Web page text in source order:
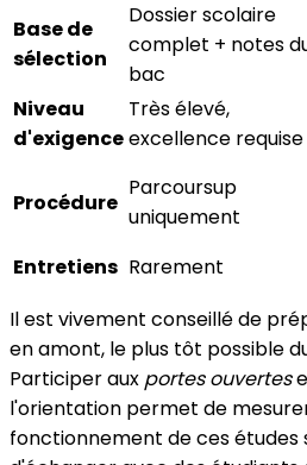
Base de
sélection
Dossier scolaire
complet + notes
bac
Niveau
d'exigence
Très élevé,
excellence requise
Procédure
Parcoursup
uniquement
Entretiens Rarement
Il est vivement conseillé de
en amont, le plus tôt possible
Participer aux portes ouvertes
l'orientation permet de
fonctionnement de ces études